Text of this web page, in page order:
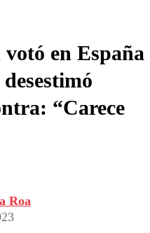
en España
“Carece
Roa